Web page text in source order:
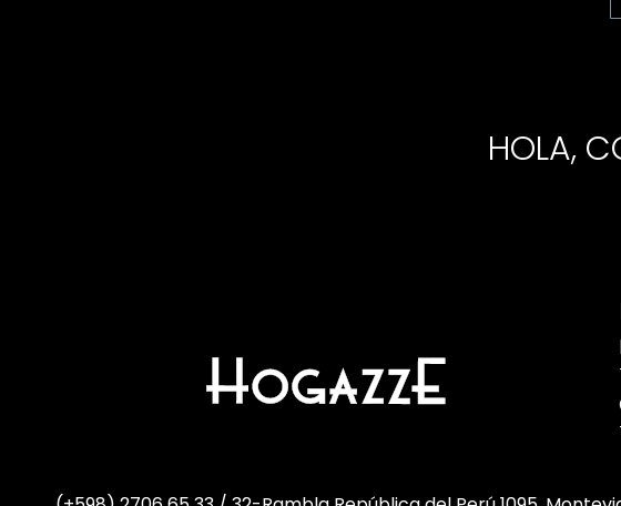
HOLA,